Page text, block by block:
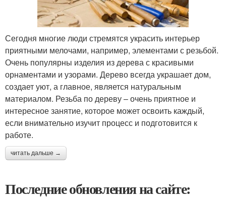
Сегодня многие люди стремятся украсить интерьер
приятными мелочами, например, элементами с резьбой.
Очень популярны изделия из дерева с красивыми
орнаментами и узорами. Дерево всегда украшает дом,
создает уют, а главное, является натуральным
материалом. Резьба по дереву – очень приятное и
интересное занятие, которое может освоить каждый,
если внимательно изучит процесс и подготовится к
работе.
читать дальше →
Последние обновления на сайте: